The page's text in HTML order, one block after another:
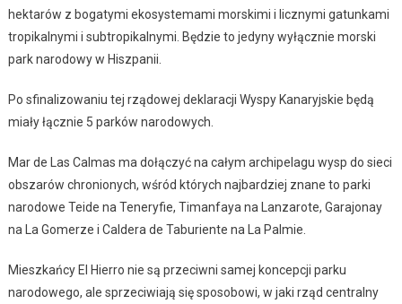
hektarów z bogatymi ekosystemami morskimi i licznymi gatunkami
tropikalnymi i subtropikalnymi. Będzie to jedyny wyłącznie morski
park narodowy w Hiszpanii.
Po sfinalizowaniu tej rządowej deklaracji Wyspy Kanaryjskie będą
miały łącznie 5 parków narodowych.
Mar de Las Calmas ma dołączyć na całym archipelagu wysp do sieci
obszarów chronionych, wśród których najbardziej znane to parki
narodowe Teide na Teneryfie, Timanfaya na Lanzarote, Garajonay
na La Gomerze i Caldera de Taburiente na La Palmie.
Mieszkańcy El Hierro nie są przeciwni samej koncepcji parku
narodowego, ale sprzeciwiają się sposobowi, w jaki rząd centralny